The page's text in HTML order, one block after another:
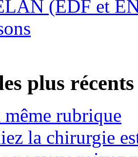
(EDF et
plus récents
même rubrique
la chirurgie